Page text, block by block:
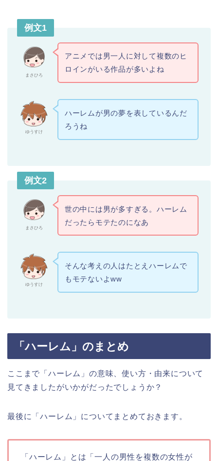
例文1
まさひろ
アニメでは男一人に対して複数のヒ
ロインがいる作品が多いよね
ゆうすけ
ハーレムが男の夢を表しているんだ
ろうね
例文2
まさひろ
世の中には男が多すぎる。ハーレム
だったらモテたのになあ
ゆうすけ
そんな考えの人はたとえハーレムで
もモテないよww
「ハーレム」のまとめ
ここまで「ハーレム」の意味、使い方・由来について
見てきましたがいかがだったでしょうか？
最後に「ハーレム」についてまとめておきます。
「ハーレム」とは「一人の男性を複数の女性が